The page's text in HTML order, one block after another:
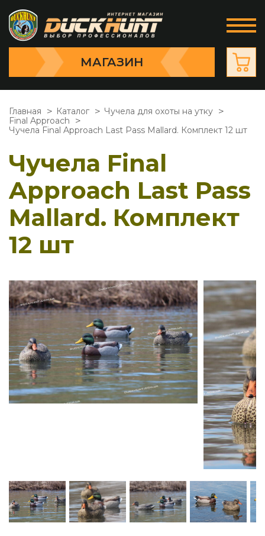
МАГАЗИН
Главная Каталог
Чучела для охоты на утку
Final Approach
Чучела Final Approach Last Pass Mallard. Комплект 12 шт
Чучела Final
Approach Last Pass
Mallard. Комплект
12 шт